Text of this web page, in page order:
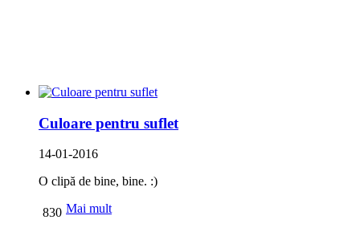
Culoare pentru suflet
14-01-2016
O clipă de bine, bine. :)
Mai mult
830